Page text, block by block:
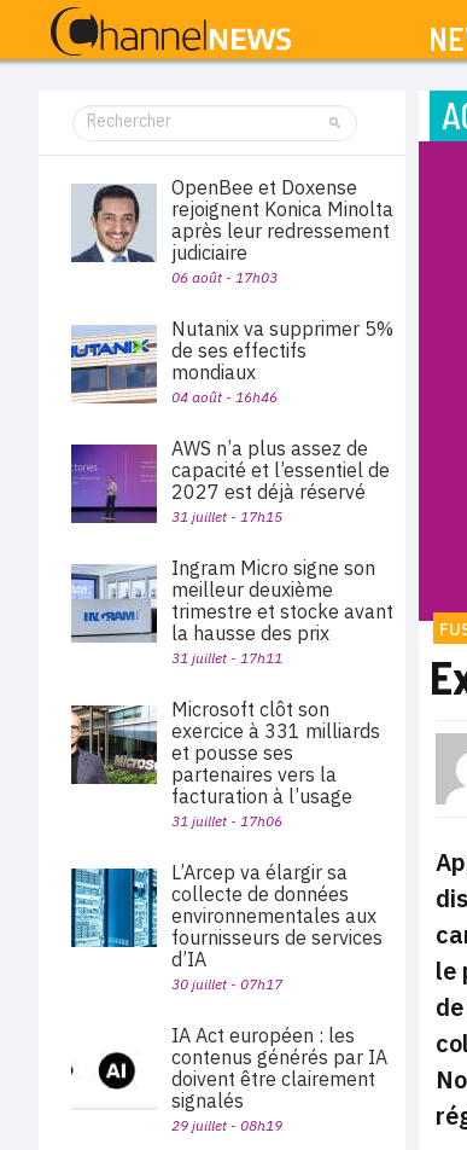
le
OpenBee et Doxense
rejoignent Konica Minolta
après leur redressement
judiciaire
06 août - 17h03
Nutanix va supprimer 5%
de ses effectifs
mondiaux
04 août - 16h46
AWS n’a plus assez de
capacité et l’essentiel de
2027 est déjà réservé
31 juillet - 17h15
Ingram Micro signe son
meilleur deuxième
trimestre et stocke avant
la hausse des prix
31 juillet - 17h11
Microsoft clôt son
exercice à 331 milliards
et pousse ses
partenaires vers la
facturation à l’usage
31 juillet - 17h06
L’Arcep va élargir sa
collecte de données
environnementales aux
fournisseurs de services
d’IA
30 juillet - 07h17
IA Act européen : les
contenus générés par IA
doivent être clairement
signalés
29 juillet - 08h19